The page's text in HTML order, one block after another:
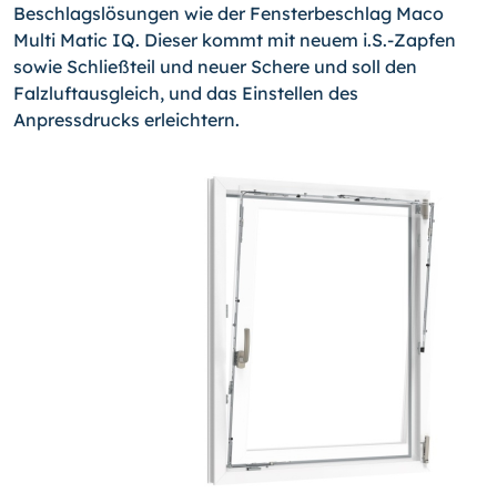
Beschlagslösungen wie der Fensterbeschlag Maco
Multi Matic IQ. Dieser kommt mit neuem i.S.-Zapfen
sowie Schließteil und neuer Schere und soll den
Falzluftausgleich, und das Einstellen des
Anpressdrucks erleichtern.